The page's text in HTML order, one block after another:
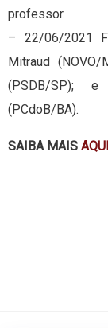
professor.
– 22/06/2021
Mitraud
(PSDB/SP);
(PCdoB/BA).
SAIBA MAIS